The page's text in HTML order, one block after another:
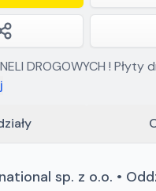
! Płyty drogowe pod
sp. z o.o. •